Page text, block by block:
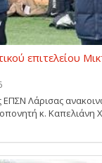
επιτελείου
Λάρισας
κ. Καπελιάνη